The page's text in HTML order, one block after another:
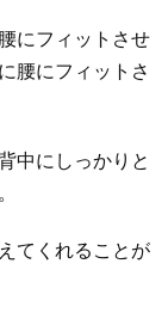
にフィットさせ
腰にフィットさ
中にしっかりと
てくれることが